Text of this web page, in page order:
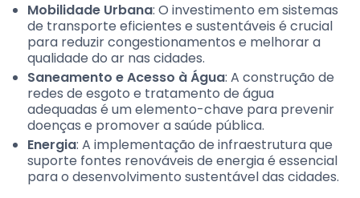
Mobilidade Urbana: O investimento em sistemas
de transporte eficientes e sustentáveis é crucial
para reduzir congestionamentos e melhorar a
qualidade do ar nas cidades.
Saneamento e Acesso à Água: A construção de
redes de esgoto e tratamento de água
adequadas é um elemento-chave para prevenir
doenças e promover a saúde pública.
Energia: A implementação de infraestrutura que
suporte fontes renováveis de energia é essencial
para o desenvolvimento sustentável das cidades.